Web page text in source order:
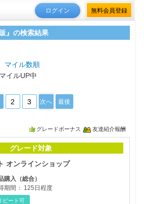
ログイン 無料会員登録
』の検索結果
マイル数順
マイルUP中
2 3 次へ 最後
グレードボーナス 友達紹介報酬
グレード対象
オンラインショップ
購入（総合）
期間：
125日程度
ピート可